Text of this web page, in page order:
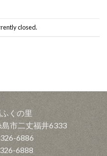
closed.
くの里
市二丈福井6333
6886
6888